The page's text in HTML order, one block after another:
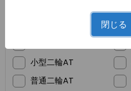
小型二輪AT
普通二輪AT
閉じる